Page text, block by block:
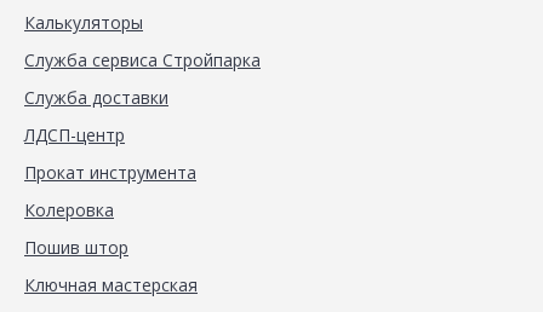
Калькуляторы
Служба сервиса Стройпарка
Служба доставки
ЛДСП-центр
Прокат инструмента
Колеровка
Пошив штор
Ключная мастерская